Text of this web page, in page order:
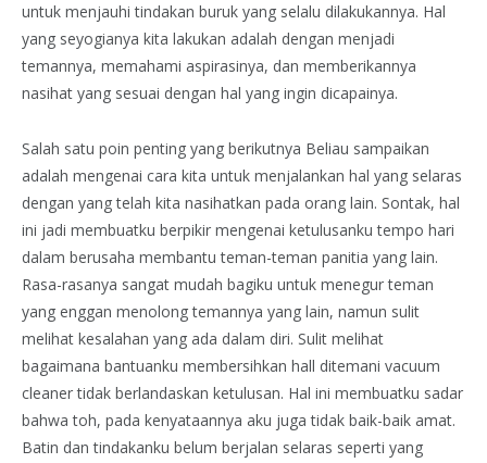
untuk menjauhi tindakan buruk yang selalu dilakukannya. Hal
yang seyogianya kita lakukan adalah dengan menjadi
temannya, memahami aspirasinya, dan memberikannya
nasihat yang sesuai dengan hal yang ingin dicapainya.
Salah satu poin penting yang berikutnya Beliau sampaikan
adalah mengenai cara kita untuk menjalankan hal yang selaras
dengan yang telah kita nasihatkan pada orang lain. Sontak, hal
ini jadi membuatku berpikir mengenai ketulusanku tempo hari
dalam berusaha membantu teman-teman panitia yang lain.
Rasa-rasanya sangat mudah bagiku untuk menegur teman
yang enggan menolong temannya yang lain, namun sulit
melihat kesalahan yang ada dalam diri. Sulit melihat
bagaimana bantuanku membersihkan hall ditemani vacuum
cleaner tidak berlandaskan ketulusan. Hal ini membuatku sadar
bahwa toh, pada kenyataannya aku juga tidak baik-baik amat.
Batin dan tindakanku belum berjalan selaras seperti yang